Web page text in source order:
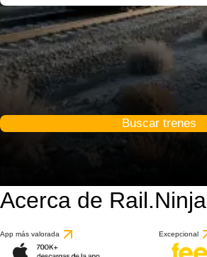
Buscar trenes
Acerca de Rail.Ninja
App más valorada Excepcional